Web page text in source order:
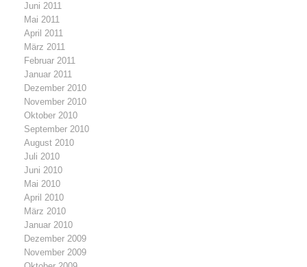
Juni 2011
Mai 2011
April 2011
März 2011
Februar 2011
Januar 2011
Dezember 2010
November 2010
Oktober 2010
September 2010
August 2010
Juli 2010
Juni 2010
Mai 2010
April 2010
März 2010
Januar 2010
Dezember 2009
November 2009